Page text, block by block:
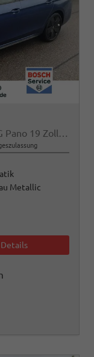
2.0 TDI 142 kW 4Motion R-Line DSG Pano 19 Zoll Head Up AHK Navi
Metallic
Details